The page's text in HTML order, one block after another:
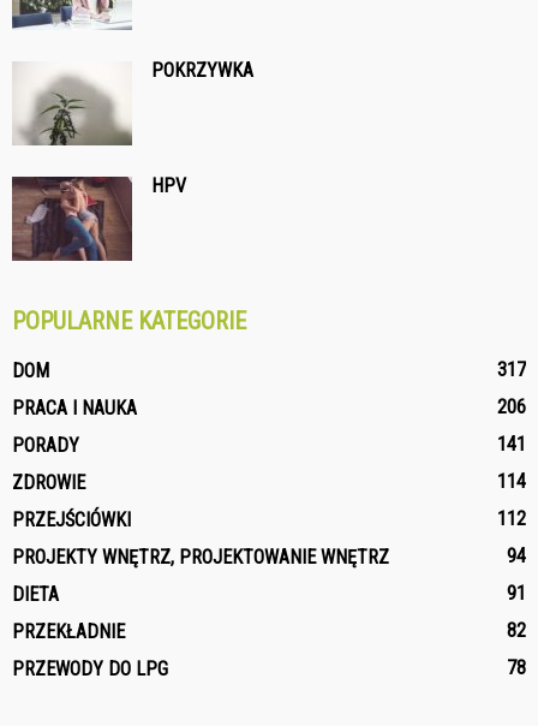
POKRZYWKA
HPV
POPULARNE KATEGORIE
DOM
317
PRACA I NAUKA
206
PORADY
141
ZDROWIE
114
PRZEJŚCIÓWKI
112
PROJEKTY WNĘTRZ, PROJEKTOWANIE WNĘTRZ
94
DIETA
91
PRZEKŁADNIE
82
PRZEWODY DO LPG
78